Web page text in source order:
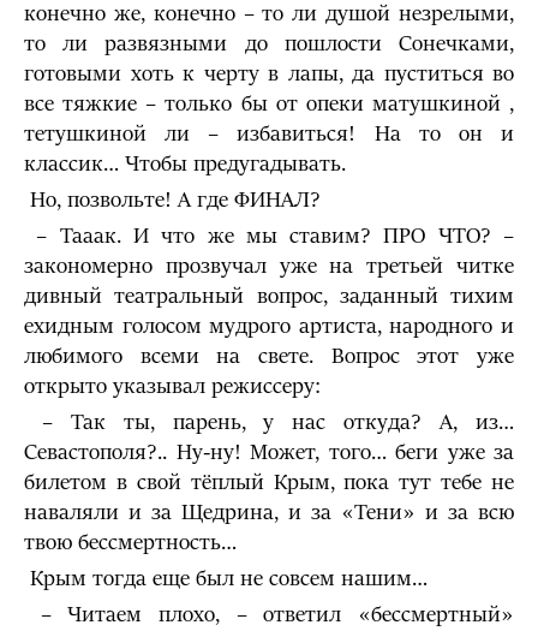
конечно же, конечно – то ли душой незрелыми,
то ли развязными до пошлости Сонечками,
готовыми хоть к черту в лапы, да пуститься во
все тяжкие – только бы от опеки матушкиной ,
тетушкиной ли – избавиться! На то он и
классик… Чтобы предугадывать.
Но, позвольте! А где ФИНАЛ?
– Тааак. И что же мы ставим? ПРО ЧТО? –
закономерно прозвучал уже на третьей читке
дивный театральный вопрос, заданный тихим
ехидным голосом мудрого артиста, народного и
любимого всеми на свете. Вопрос этот уже
открыто указывал режиссеру:
– Так ты, парень, у нас откуда? А, из…
Севастополя?.. Ну-ну! Может, того… беги уже за
билетом в свой тёплый Крым, пока тут тебе не
наваляли и за Щедрина, и за «Тени» и за всю
твою бессмертность…
Крым тогда еще был не совсем нашим…
– Читаем плохо, – ответил «бессмертный»